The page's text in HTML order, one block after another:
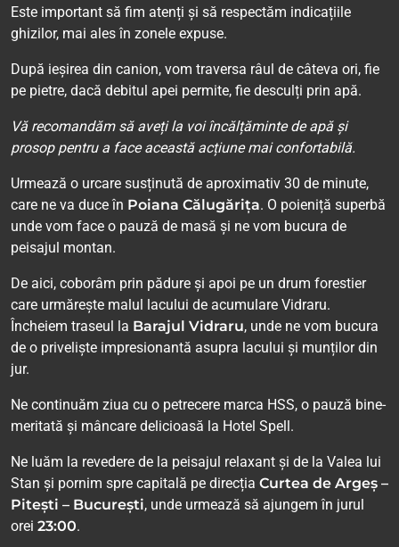
Este important să fim atenți și să respectăm indicațiile
ghizilor, mai ales în zonele expuse.
După ieșirea din canion, vom traversa râul de câteva ori, fie
pe pietre, dacă debitul apei permite, fie desculți prin apă.
Vă recomandăm să aveți la voi încălțăminte de apă și
prosop pentru a face această acțiune mai confortabilă.
Urmează o urcare susținută de aproximativ 30 de minute,
care ne va duce în Poiana Călugărița. O poieniță superbă
unde vom face o pauză de masă și ne vom bucura de
peisajul montan.
De aici, coborâm prin pădure și apoi pe un drum forestier
care urmărește malul lacului de acumulare Vidraru.
Încheiem traseul la Barajul Vidraru, unde ne vom bucura
de o priveliște impresionantă asupra lacului și munților din
jur.
Ne continuăm ziua cu o petrecere marca HSS, o pauză bine-
meritată și mâncare delicioasă la Hotel Spell.
Ne luăm la revedere de la peisajul relaxant și de la Valea lui
Stan și pornim spre capitală pe direcția Curtea de Argeș –
Pitești – București, unde urmează să ajungem în jurul
orei 23:00.